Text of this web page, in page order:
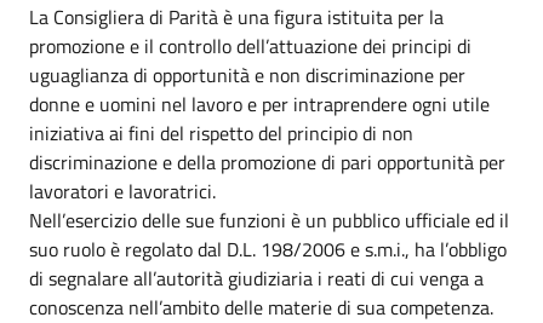
La Consigliera di Parità è una figura istituita per la
promozione e il controllo dell’attuazione dei principi di
uguaglianza di opportunità e non discriminazione per
donne e uomini nel lavoro e per intraprendere ogni utile
iniziativa ai fini del rispetto del principio di non
discriminazione e della promozione di pari opportunità per
lavoratori e lavoratrici.
Nell’esercizio delle sue funzioni è un pubblico ufficiale ed il
suo ruolo è regolato dal D.L. 198/2006 e s.m.i., ha l’obbligo
di segnalare all’autorità giudiziaria i reati di cui venga a
conoscenza nell’ambito delle materie di sua competenza.